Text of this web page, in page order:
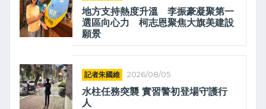
地方支持熱度升溫 李振豪凝聚第一
選區向心力 柯志恩聚焦大旗美建設
願景
記者朱國維 2026/08/05
水柱任務突襲 實習警初登場守護行
人